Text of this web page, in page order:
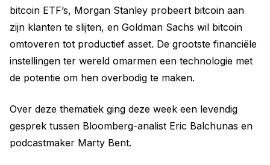
bitcoin ETF’s, Morgan Stanley probeert bitcoin aan
zijn klanten te slijten, en Goldman Sachs wil bitcoin
omtoveren tot productief asset. De grootste financiële
instellingen ter wereld omarmen een technologie met
de potentie om hen overbodig te maken.
Over deze thematiek ging deze week een levendig
gesprek tussen Bloomberg-analist Eric Balchunas en
podcastmaker Marty Bent.